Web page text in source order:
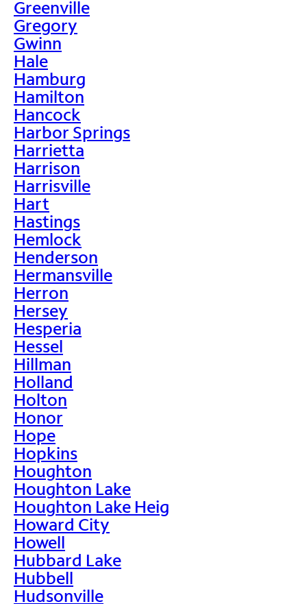
Greenville
Gregory
Gwinn
Hale
Hamburg
Hamilton
Hancock
Harbor Springs
Harrietta
Harrison
Harrisville
Hart
Hastings
Hemlock
Henderson
Hermansville
Herron
Hersey
Hesperia
Hessel
Hillman
Holland
Holton
Honor
Hope
Hopkins
Houghton
Houghton Lake
Houghton Lake Heig
Howard City
Howell
Hubbard Lake
Hubbell
Hudsonville